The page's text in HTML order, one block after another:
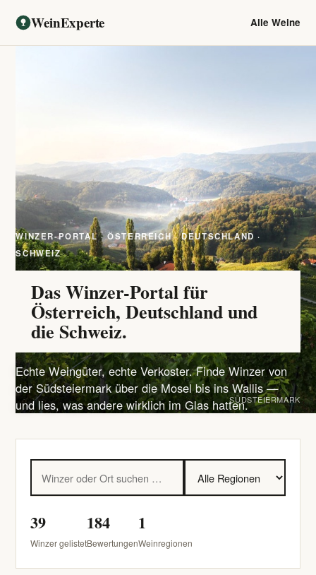
WeinExperte Alle Weine
WINZER-PORTAL · ÖSTERREICH · DEUTSCHLAND ·
SCHWEIZ
Das Winzer-Portal für
Österreich, Deutschland und
die Schweiz.
Echte Weingüter, echte Verkoster. Finde Winzer von
der Südsteiermark über die Mosel bis ins Wallis —
und lies, was andere wirklich im Glas hatten.SÜDSTEIERMARK
39
Winzer gelistet
184
Bewertungen
1
Weinregionen